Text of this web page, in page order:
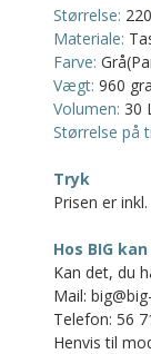
Størrelse:
Materiale:
Farve:
Vægt: 960
Volumen: 30
Størrelse på
Tryk
Prisen er
Hos BIG
Kan det, du
Mail:
Telefon: 56
Henvis til